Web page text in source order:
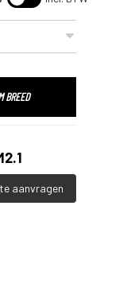
BREED
aanvragen